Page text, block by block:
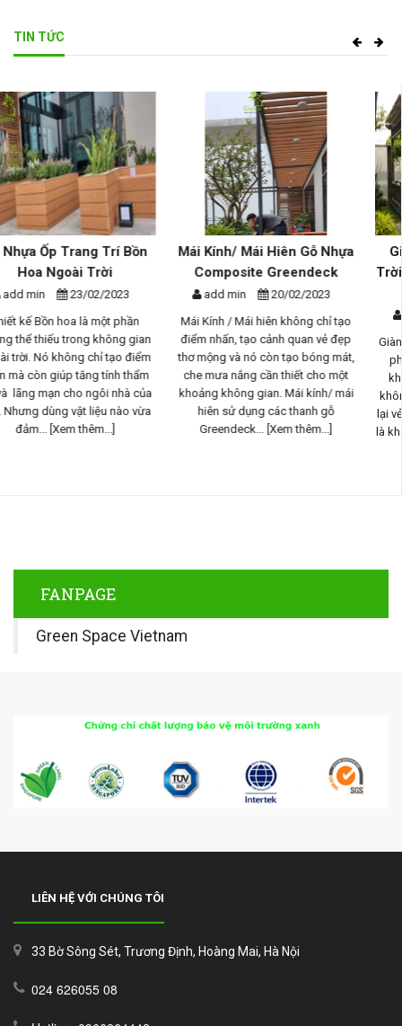
TIN TỨC
Mái Kính/ Mái Hiên Gỗ Nhựa
Composite Greendeck
add min
20/02/2023
Mái Kính / Mái hiên không chỉ tạo
điểm nhấn, tạo cảnh quan vẻ đẹp
thơ mộng và nó còn tạo bóng mát,
che mưa nắng cần thiết cho một
khoảng không gian. Mái kính/ mái
hiên sử dụng các thanh gỗ
Greendeck...[Xem thêm...]
Giàn Hoa Gỗ Nhựa Ngoài
Trời Composite - Phương Án
Th...
add min
17/02/2023
Giàn hoa gỗ nhựa ngoài trời là một
phần quan trọng trong thiết kế
không gian sống ngoài trời, nó
không chỉ tạo điểm nhấn và mang
lại vẻ đẹp tự nhiên tuyệt vời mà con
là không gian bóng mát cho...
[Xem
FANPAGE
Green Space Vietnam
LIÊN HỆ VỚI CHÚNG TÔI
33 Bờ Sông Sét, Trương Định, Hoàng Mai, Hà Nội
024 626055 08